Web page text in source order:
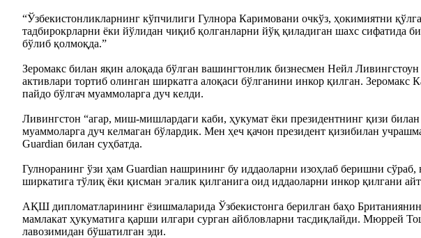
“Ўзбекистонликларнинг кўпчилиги Гулнора Каримовани очкўз, ҳокимиятни
тадбирокрларни ёки йўлидан чиқиб қолганларни йўқ қиладиган шахс сифатида
бўлиб қолмоқда.”
Зеромакс билан яқин алоқада бўлган вашингтонлик бизнесмен Нейл
активлари тортиб олинган ширкатга алоқаси бўлганини инкор қилган.
пайдо бўлгач муаммоларга дуч келди.
Ливингстон “агар, миш-мишлардаги каби, ҳукумат ёки президентнинг қизи
муаммоларга дуч келмаган бўлардик. Мен ҳеч қачон президент қизибилан
Guardian билан суҳбатда.
Гулноранинг ўзи ҳам Guardian нашрининг бу иддаоларни изоҳлаб беришни
ширкатига тўлиқ ёки қисман эгалик қилганига оид иддаоларни инкор қилгани
АҚШ дипломатларининг ёзишмаларида Ўзбекистонга берилган баҳо
мамлакат ҳукуматига қарши илгари сурган айбловларни тасдиқлайди. Мюррей
лавозимидан бўшатилган эди.